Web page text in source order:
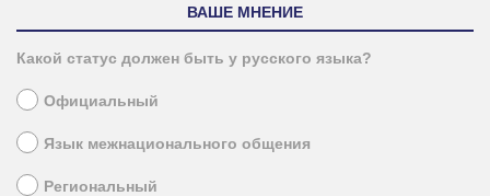
ВАШЕ МНЕНИЕ
Какой статус должен быть у русского языка?
Официальный
Язык межнационального общения
Региональный